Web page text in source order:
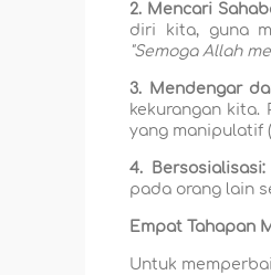
2. Mencari
diri kita, guna
"Semoga Allah
3. Mendengar
kekurangan
yang manipulatif (
4. Bersosialisasi:
pada orang lain
Empat Tahapan
Untuk